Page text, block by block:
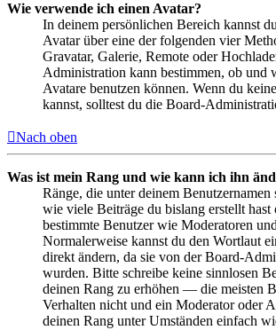
Wie verwende ich einen Avatar?
In deinem persönlichen Bereich kannst
Avatar über eine der folgenden vier
Gravatar, Galerie, Remote oder
Administration kann bestimmen, ob und
Avatare benutzen können. Wenn du
kannst, solltest du die Board-
Nach oben
Was ist mein Rang und wie kann ich ihn
Ränge, die unter deinem Benutzernamen
wie viele Beiträge du bislang erstellt hast
bestimmte Benutzer wie Moderatoren
Normalerweise kannst du den Wortlaut
direkt ändern, da sie von der Board-
wurden. Bitte schreibe keine sinnlosen
deinen Rang zu erhöhen — die meisten
Verhalten nicht und ein Moderator oder
deinen Rang unter Umständen einfach